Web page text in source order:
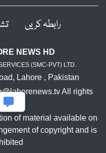
رابطہ کریں
NEWS HD
(SMC-PVT) LTD.
Lahore , Pakistan
All rights
of material available on
of copyright and is